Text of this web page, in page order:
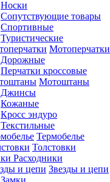
Носки
Сопутствующие товары
Спортивные
Туристические
Мотоперчатки
Дорожные
Перчатки кроссовые
Мотоштаны
Джинсы
Кожаные
Кросс эндуро
Текстильные
Термобелье
Толстовки
Расходники
Звезды и цепи
Замки